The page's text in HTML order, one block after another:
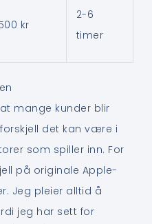
kr
2-6
timer
mange kunder blir
det kan være i
som spiller inn. For
på originale Apple-
Jeg pleier alltid å
jeg har sett for